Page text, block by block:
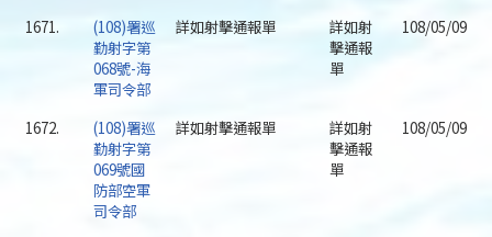
1671.
(108)署巡
勤射字第
068號-海
軍司令部
詳如射擊通報單
詳如射
擊通報
單
108/05/09
1672.
(108)署巡
勤射字第
069號國
防部空軍
司令部
詳如射擊通報單
詳如射
擊通報
單
108/05/09